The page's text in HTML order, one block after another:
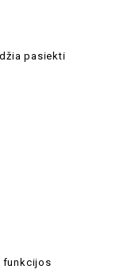
pasiekti
funkcijos